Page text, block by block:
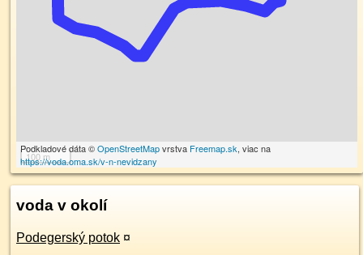
100 m
Podkladové dáta ©OpenStreetMapvrstva Freemap.sk, viac na
https://voda.oma.sk/v-n-nevidzany
voda v okolí
Podegerský potok ¤